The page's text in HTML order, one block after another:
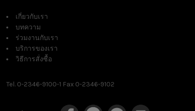
เกี่ยวกับเรา
บทความ
ร่วมงานกับเรา
บริการของเรา
วิธีการสั่งซื้อ
Tel. 0-2346-9100-1 Fax 0-2346-9102